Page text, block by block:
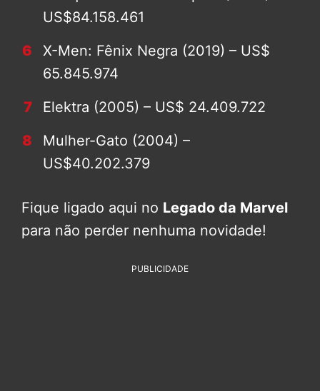
US$84.158.461
X-Men: Fênix Negra (2019) – US$
65.845.974
Elektra (2005) – US$ 24.409.722
Mulher-Gato (2004) –
US$40.202.379
Fique ligado aqui no Legado da Marvel
para não perder nenhuma novidade!
PUBLICIDADE